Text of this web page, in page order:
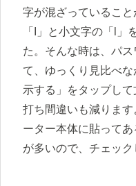
字が混ざっているこ
「I」と小文字の「l」
た。そんな時は、パ
て、ゆっくり見比べ
示する」をタップして
打ち間違いも減りま
ーター本体に貼って
が多いので、チェック